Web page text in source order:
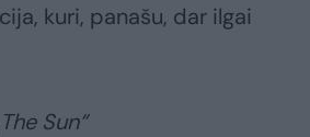
kuri, panašu, dar ilgai
Sun“